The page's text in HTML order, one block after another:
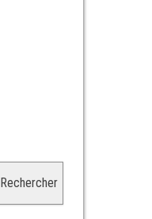
Rechercher